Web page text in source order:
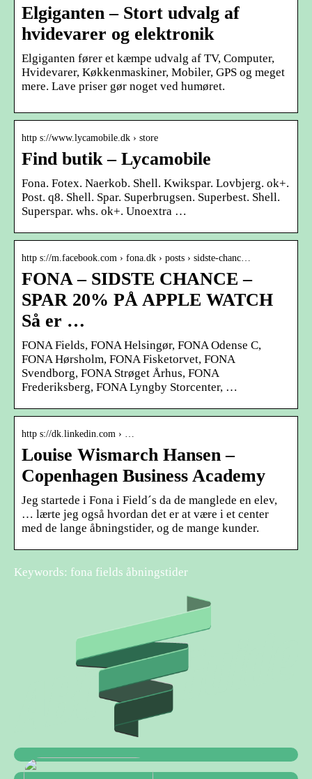
Elgiganten – Stort udvalg af
hvidevarer og elektronik
Elgiganten fører et kæmpe udvalg af TV, Computer,
Hvidevarer, Køkkenmaskiner, Mobiler, GPS og meget
mere. Lave priser gør noget ved humøret.
http s://www.lycamobile.dk › store
Find butik – Lycamobile
Fona. Fotex. Naerkob. Shell. Kwikspar. Lovbjerg. ok+.
Post. q8. Shell. Spar. Superbrugsen. Superbest. Shell.
Superspar. whs. ok+. Unoextra …
http s://m.facebook.com › fona.dk › posts › sidste-chanc…
FONA – SIDSTE CHANCE –
SPAR 20% PÅ APPLE WATCH
Så er …
FONA Fields, FONA Helsingør, FONA Odense C,
FONA Hørsholm, FONA Fisketorvet, FONA
Svendborg, FONA Strøget Århus, FONA
Frederiksberg, FONA Lyngby Storcenter, …
http s://dk.linkedin.com › …
Louise Wismarch Hansen –
Copenhagen Business Academy
Jeg startede i Fona i Field´s da de manglede en elev,
… lærte jeg også hvordan det er at være i et center
med de lange åbningstider, og de mange kunder.
Keywords: fona fields åbningstider